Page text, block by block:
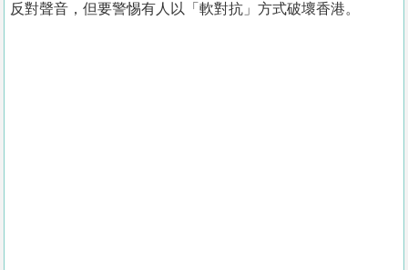
反對聲音，但要警惕有人以「軟對抗」方式破壞香港。